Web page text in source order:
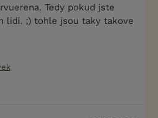
Tedy pokud jste
lidi. ;) tohle jsou taky takove